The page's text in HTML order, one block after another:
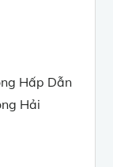
Hấp Dẫn
Hải